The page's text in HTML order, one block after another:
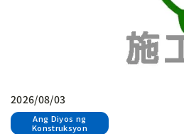
2026/08/03
Ang Diyos ng
Konstruksyon